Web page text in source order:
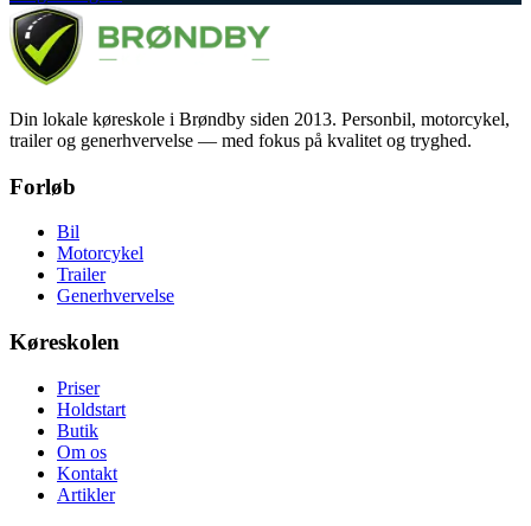
Din lokale køreskole i Brøndby siden 2013. Personbil, motorcykel,
trailer og generhvervelse — med fokus på kvalitet og tryghed.
Forløb
Bil
Motorcykel
Trailer
Generhvervelse
Køreskolen
Priser
Holdstart
Butik
Om os
Kontakt
Artikler